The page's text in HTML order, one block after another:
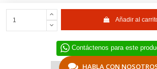
Añadir al
Contáctenos para este
Sitio web desarrollado por D.L. Service Div. E-
Municipio SNC, 82010 San Martino Sannita (BN), Italia
IT01680130620 | © 2022–2026 D.L. Service Div. E-
HABLA CON